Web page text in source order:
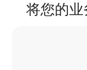
将您的